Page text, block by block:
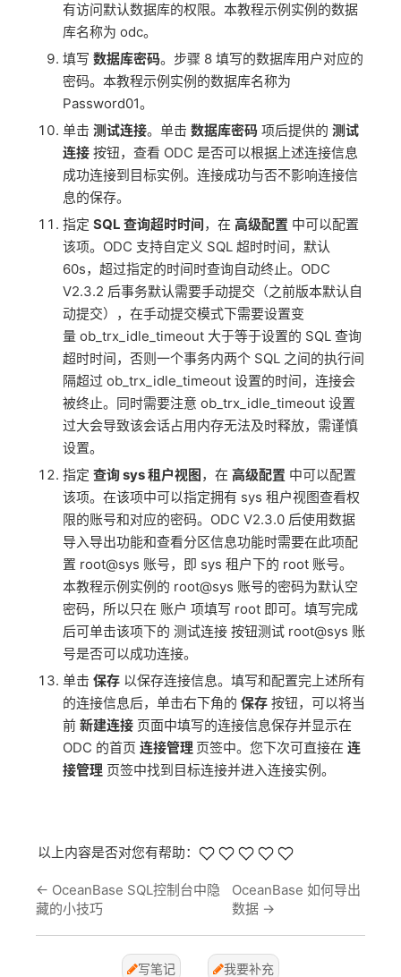
有访问默认数据库的权限。本教程示例实例的数据
库名称为 odc。
填写 数据库密码。步骤 8 填写的数据库用户对应的
密码。本教程示例实例的数据库名称为
Password01。
单击 测试连接。单击 数据库密码 项后提供的 测试
连接 按钮，查看 ODC 是否可以根据上述连接信息
成功连接到目标实例。连接成功与否不影响连接信
息的保存。
指定 SQL 查询超时时间，在 高级配置 中可以配置
该项。ODC 支持自定义 SQL 超时时间，默认
60s，超过指定的时间时查询自动终止。ODC
V2.3.2 后事务默认需要手动提交（之前版本默认自
动提交），在手动提交模式下需要设置变
量 ob_trx_idle_timeout 大于等于设置的 SQL 查询
超时时间，否则一个事务内两个 SQL 之间的执行间
隔超过 ob_trx_idle_timeout 设置的时间，连接会
被终止。同时需要注意 ob_trx_idle_timeout 设置
过大会导致该会话占用内存无法及时释放，需谨慎
设置。
指定 查询 sys 租户视图，在 高级配置 中可以配置
该项。在该项中可以指定拥有 sys 租户视图查看权
限的账号和对应的密码。ODC V2.3.0 后使用数据
导入导出功能和查看分区信息功能时需要在此项配
置 root@sys 账号，即 sys 租户下的 root 账号。
本教程示例实例的 root@sys 账号的密码为默认空
密码，所以只在 账户 项填写 root 即可。填写完成
后可单击该项下的 测试连接 按钮测试 root@sys 账
号是否可以成功连接。
单击 保存 以保存连接信息。填写和配置完上述所有
的连接信息后，单击右下角的 保存 按钮，可以将当
前 新建连接 页面中填写的连接信息保存并显示在
ODC 的首页 连接管理 页签中。您下次可直接在 连
接管理 页签中找到目标连接并进入连接实例。
以上内容是否对您有帮助：
← OceanBase SQL控制台中隐
藏的小技巧
OceanBase 如何导出
数据→
写笔记 我要补充